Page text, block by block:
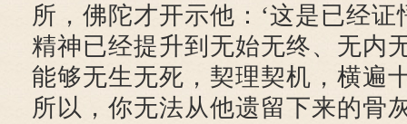
所，佛陀才开示他：‘这是已经
精神已经提升到无始无终、无内
能够无生无死，契理契机，横遍
所以，你无法从他遗留下来的骨